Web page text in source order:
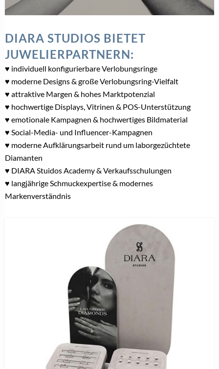
DIARA STUDIOS BIETET
JUWELIERPARTNERN:
♥ individuell konfigurierbare Verlobungsringe
♥ moderne Designs & große Verlobungsring-Vielfalt
♥ attraktive Margen & hohes Marktpotenzial
♥ hochwertige Displays, Vitrinen & POS-Unterstützung
♥ emotionale Kampagnen & hochwertiges Bildmaterial
♥ Social-Media- und Influencer-Kampagnen
♥ moderne Aufklärungsarbeit rund um laborgezüchtete
Diamanten
♥ DIARA Stuidos Academy & Verkaufsschulungen
♥ langjährige Schmuckexpertise & modernes
Markenverständnis